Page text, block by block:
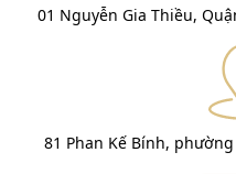
01 Nguyễn Gia Thiều,
81 Phan Kế Bính,